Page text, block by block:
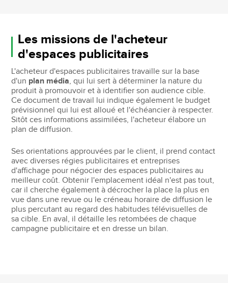
Les missions de l'acheteur
d'espaces publicitaires
L'acheteur d'espaces publicitaires travaille sur la base
d'un plan média, qui lui sert à déterminer la nature du
produit à promouvoir et à identifier son audience cible.
Ce document de travail lui indique également le budget
prévisionnel qui lui est alloué et l'échéancier à respecter.
Sitôt ces informations assimilées, l'acheteur élabore un
plan de diffusion.
Ses orientations approuvées par le client, il prend contact
avec diverses régies publicitaires et entreprises
d'affichage pour négocier des espaces publicitaires au
meilleur coût. Obtenir l'emplacement idéal n'est pas tout,
car il cherche également à décrocher la place la plus en
vue dans une revue ou le créneau horaire de diffusion le
plus percutant au regard des habitudes télévisuelles de
sa cible. En aval, il détaille les retombées de chaque
campagne publicitaire et en dresse un bilan.